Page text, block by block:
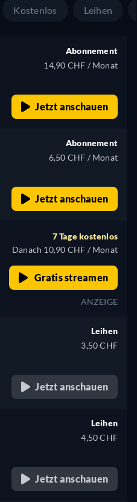
Kostenlos Leihen
Abonnement
14,90 CHF / Monat
Jetzt anschauen
Abonnement
6,50 CHF / Monat
Jetzt anschauen
7 Tage kostenlos
Danach 10,90 CHF / Monat
Gratis streamen
ANZEIGE
Leihen
3,50 CHF
Jetzt anschauen
Leihen
4,50 CHF
Jetzt anschauen